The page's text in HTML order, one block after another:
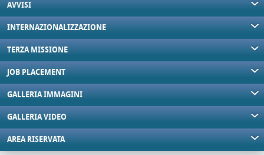
AVVISI
INTERNAZIONALIZZAZIONE
TERZA MISSIONE
JOB PLACEMENT
GALLERIA IMMAGINI
GALLERIA VIDEO
AREA RISERVATA